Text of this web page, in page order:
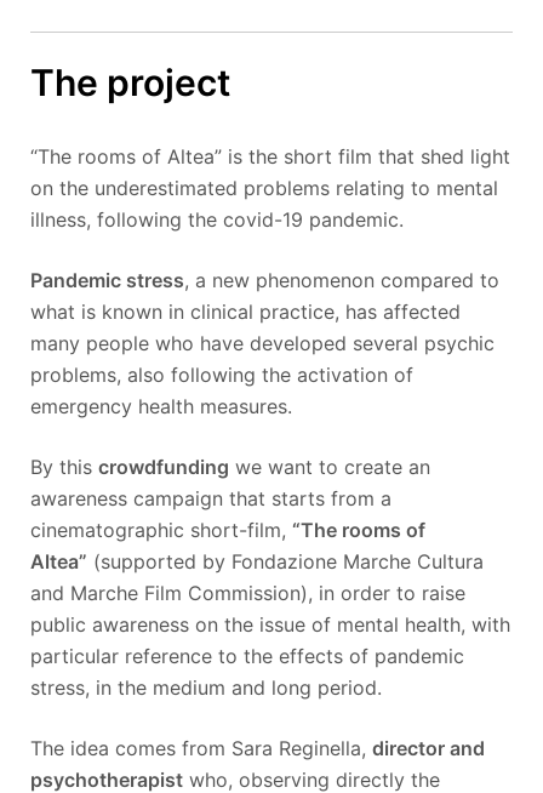
The project
“The rooms of Altea” is the short film that shed light
on the underestimated problems relating to mental
illness, following the covid-19 pandemic.
Pandemic stress, a new phenomenon compared to
what is known in clinical practice, has affected
many people who have developed several psychic
problems, also following the activation of
emergency health measures.
By this crowdfunding we want to create an
awareness campaign that starts from a
cinematographic short-film, “The rooms of
Altea” (supported by Fondazione Marche Cultura
and Marche Film Commission), in order to raise
public awareness on the issue of mental health, with
particular reference to the effects of pandemic
stress, in the medium and long period.
The idea comes from Sara Reginella, director and
psychotherapist who, observing directly the